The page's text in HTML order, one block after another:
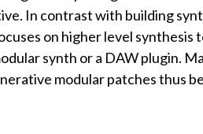
In contrast with building
on higher level synthesis
synth or a DAW plugin.
modular patches thus